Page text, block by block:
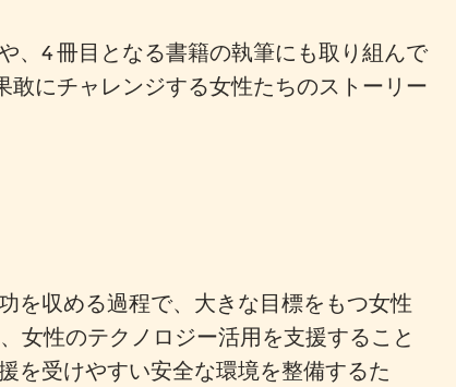
、4 冊目となる書籍の執筆にも取り組んで
敢にチャレンジする女性たちのストーリー
を収める過程で、大きな目標をもつ女性
女性のテクノロジー活用を支援すること
を受けやすい安全な環境を整備するた